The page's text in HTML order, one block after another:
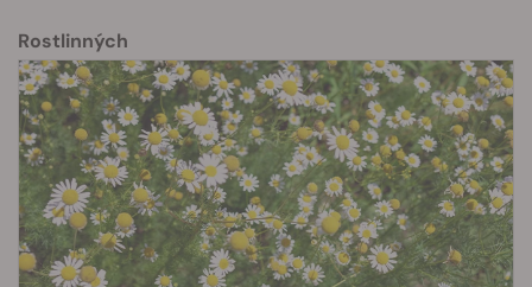
Rostlinných